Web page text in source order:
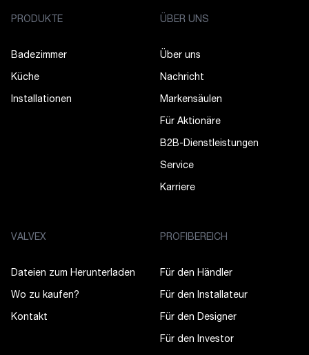
PRODUKTE
Badezimmer
Küche
Installationen
ÜBER UNS
Über uns
Nachricht
Markensäulen
Für Aktionäre
B2B-Dienstleistungen
Service
Karriere
VALVEX
Dateien zum Herunterladen
Wo zu kaufen?
Kontakt
PROFIBEREICH
Für den Händler
Für den Installateur
Für den Designer
Für den Investor